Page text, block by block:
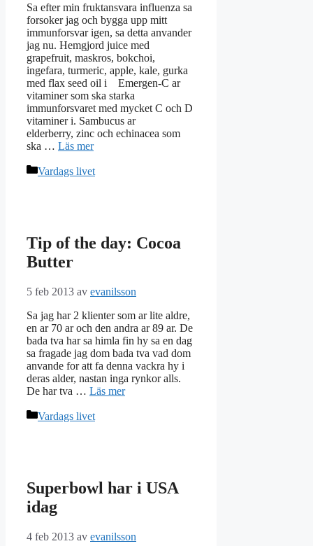
Sa efter min fruktansvara influenza sa
forsoker jag och bygga upp mitt
immunforsvar igen, sa detta anvander
jag nu. Hemgjord juice med
grapefruit, maskros, bokchoi,
ingefara, turmeric, apple, kale, gurka
med flax seed oil i Emergen-C ar
vitaminer som ska starka
immunforsvaret med mycket C och D
vitaminer i. Sambucus ar
elderberry, zinc och echinacea som
ska … Läs mer
Kategorier
Vardags livet
Tip of the day: Cocoa
Butter
5 feb 2013 av evanilsson
Sa jag har 2 klienter som ar lite aldre,
en ar 70 ar och den andra ar 89 ar. De
bada tva har sa himla fin hy sa en dag
sa fragade jag dom bada tva vad dom
anvande for att fa denna vackra hy i
deras alder, nastan inga rynkor alls.
De har tva … Läs mer
Kategorier
Vardags livet
Superbowl har i USA
idag
4 feb 2013 av evanilsson